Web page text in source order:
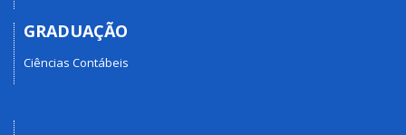
GRADUAÇÃO
Ciências Contábeis